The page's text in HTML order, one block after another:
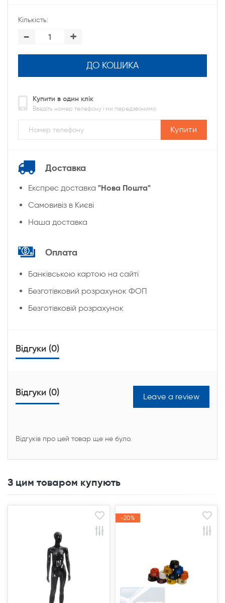
Кількість:
- +
ДО КОШИКА
Купити в один клік
Введіть номер телефону і ми передзвонимо
Купити
Доставка
Експрес доставка "Нова Пошта"
Cамовивіз в Києві
Наша доставка
Оплата
Банківською картою на сайті
Безготівковий розрахунок ФОП
Безготівковій розрахунок
Відгуки (0)
Відгуки (0) Leave a review
Відгуків про цей товар ще не було.
З цим товаром купують
-20%
-20%